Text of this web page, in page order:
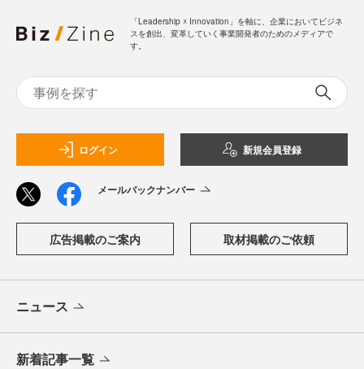
「Leadership ☓ Innovation」を軸に、企業においてビジネ
スを創出、変革していく事業開発者のためのメディアで
す。
ログイン 新規会員登録
メールバックナンバー
広告掲載のご案内 取材掲載のご依頼
ニュース
新着記事一覧